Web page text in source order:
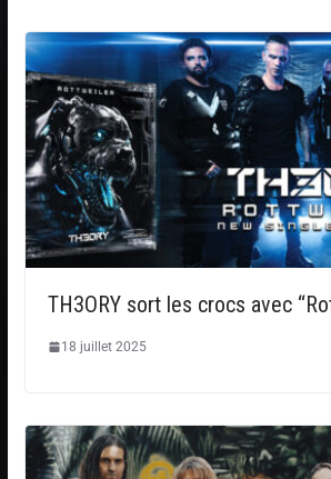
TH3ORY sort les crocs avec
18 juillet 2025